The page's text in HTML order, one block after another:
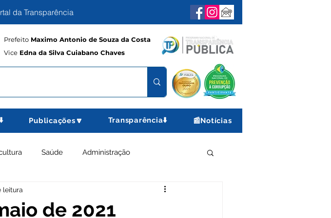
da Transparência
Prefeito Maximo Antonio de Souza da Costa
Vice Edna da Silva Cuiabano Chaves
Publicações🔽 Transparência⬇️ 📰Notícias
Saúde Administração
Gabinete
de 2021
leitura